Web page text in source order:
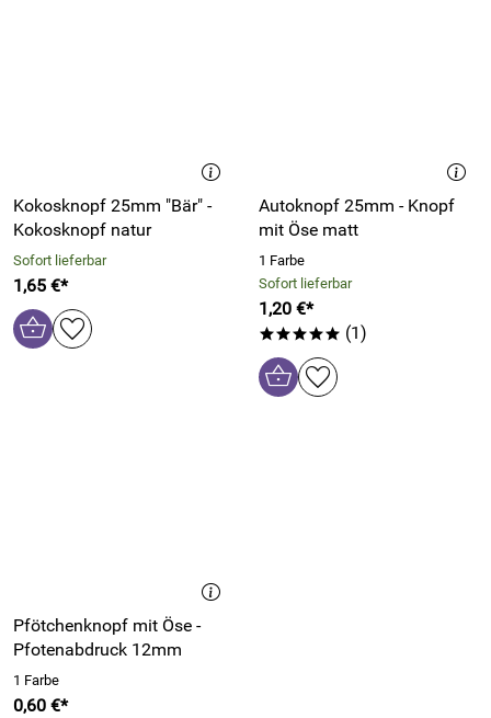
Kokosknopf 25mm "Bär" -
Kokosknopf natur
Sofort lieferbar
1,65 €*
Autoknopf 25mm - Knopf
mit Öse matt
1 Farbe
Sofort lieferbar
1,20 €*
***** (1)
Pfötchenknopf mit Öse -
Pfotenabdruck 12mm
1 Farbe
0,60 €*